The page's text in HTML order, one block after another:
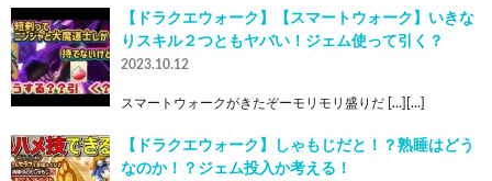
【ドラクエウォーク】【スマートウォーク】いきな
りスキル２つともヤバい！ジェム使って引く？
2023.10.12
スマートウォークがきたぞーモリモリ盛りだ […][…]
【ドラクエウォーク】しゃもじだと！？熟睡はどう
なのか！？ジェム投入か考える！